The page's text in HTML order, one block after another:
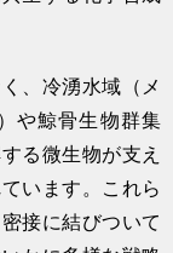
、冷湧水域（メ
や鯨骨生物群集
る微生物が支え
います。これら
接に結びついて